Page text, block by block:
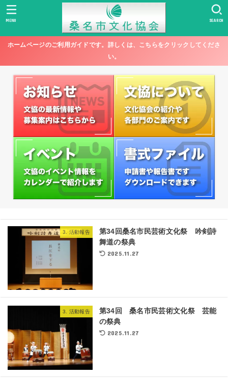
SEARCH
MENU
ホームページのご利用ガイドです。詳しくは、こちらをクリックしてくださ
い。
3. 活動報告
第34回桑名市民芸術文化祭 吟剣詩
舞道の祭典
2025.11.27
3. 活動報告
第34回 桑名市民芸術文化祭 芸能
の祭典
2025.11.27